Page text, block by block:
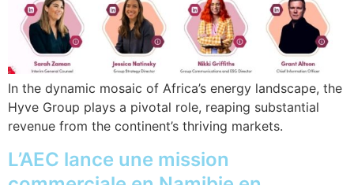
In the dynamic mosaic of Africa’s energy landscape, the
Hyve Group plays a pivotal role, reaping substantial
revenue from the continent’s thriving markets.
L’AEC lance une mission